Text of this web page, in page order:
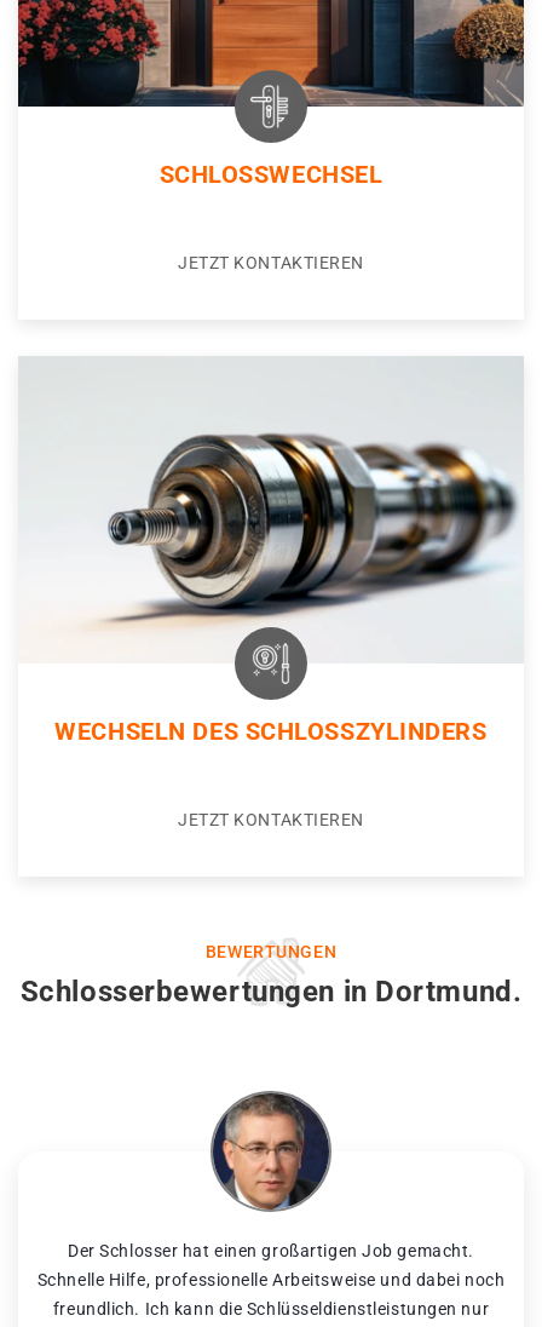
SCHLOSSWECHSEL
JETZT KONTAKTIEREN
WECHSELN DES SCHLOSSZYLINDERS
JETZT KONTAKTIEREN
BEWERTUNGEN
Schlosserbewertungen in Dortmund.
Der Schlosser hat einen großartigen Job gemacht.
Schnelle Hilfe, professionelle Arbeitsweise und dabei noch
freundlich. Ich kann die Schlüsseldienstleistungen nur